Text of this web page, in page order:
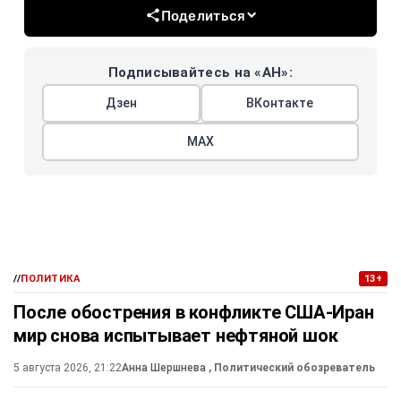
Поделиться
Подписывайтесь на «АН»:
Дзен ВКонтакте
МАХ
//ПОЛИТИКА 13+
После обострения в конфликте США-Иран
мир снова испытывает нефтяной шок
5 августа 2026, 21:22Анна Шершнева , Политический обозреватель